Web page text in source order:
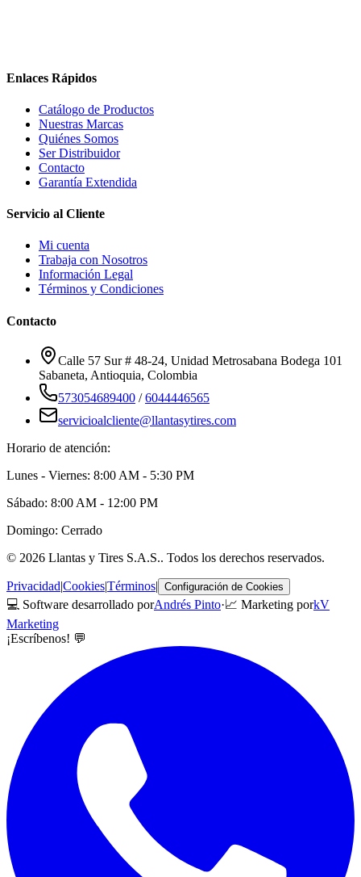
Enlaces Rápidos
Catálogo de Productos
Nuestras Marcas
Quiénes Somos
Ser Distribuidor
Contacto
Garantía Extendida
Servicio al Cliente
Mi cuenta
Trabaja con Nosotros
Información Legal
Términos y Condiciones
Contacto
Calle 57 Sur # 48-24, Unidad Metrosabana Bodega 101
Sabaneta, Antioquia, Colombia
573054689400 /6044446565
servicioalcliente@llantasytires.com
Horario de atención:
Lunes - Viernes: 8:00 AM - 5:30 PM
Sábado: 8:00 AM - 12:00 PM
Domingo: Cerrado
© 2026 Llantas y Tires S.A.S.. Todos los derechos reservados.
Privacidad|Cookies|Términos| Configuración de Cookies
💻 Software desarrollado porAndrés Pinto·📈 Marketing porkV
Marketing
¡Escríbenos! 💬